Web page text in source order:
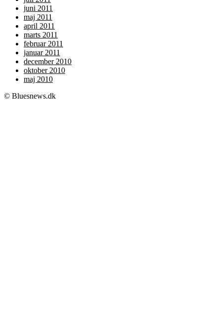
juni 2011
maj 2011
april 2011
marts 2011
februar 2011
januar 2011
december 2010
oktober 2010
maj 2010
© Bluesnews.dk